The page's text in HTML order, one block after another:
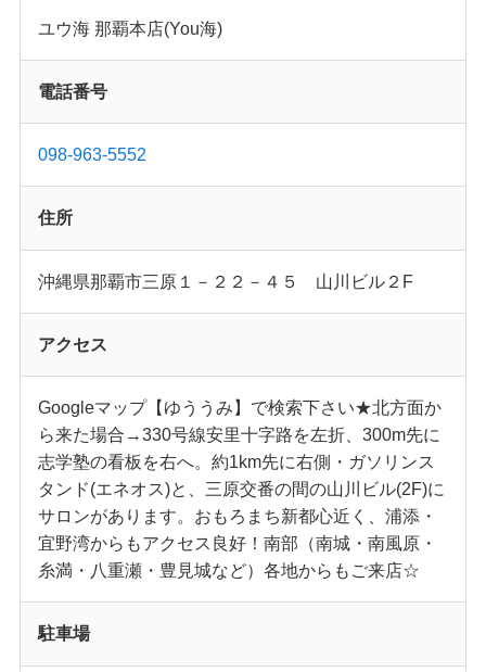
ユウ海 那覇本店(You海)
電話番号
098-963-5552
住所
沖縄県那覇市三原１－２２－４５ 山川ビル２F
アクセス
Googleマップ【ゆううみ】で検索下さい★北方面か
ら来た場合→330号線安里十字路を左折、300m先に
志学塾の看板を右へ。約1km先に右側・ガソリンス
タンド(エネオス)と、三原交番の間の山川ビル(2F)に
サロンがあります。おもろまち新都心近く、浦添・
宜野湾からもアクセス良好！南部（南城・南風原・
糸満・八重瀬・豊見城など）各地からもご来店☆
駐車場